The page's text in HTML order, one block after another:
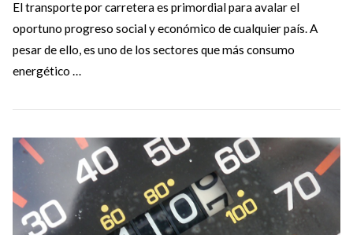
VIEW POST
El transporte por carretera es primordial para avalar el
oportuno progreso social y económico de cualquier país. A
pesar de ello, es uno de los sectores que más consumo
energético …